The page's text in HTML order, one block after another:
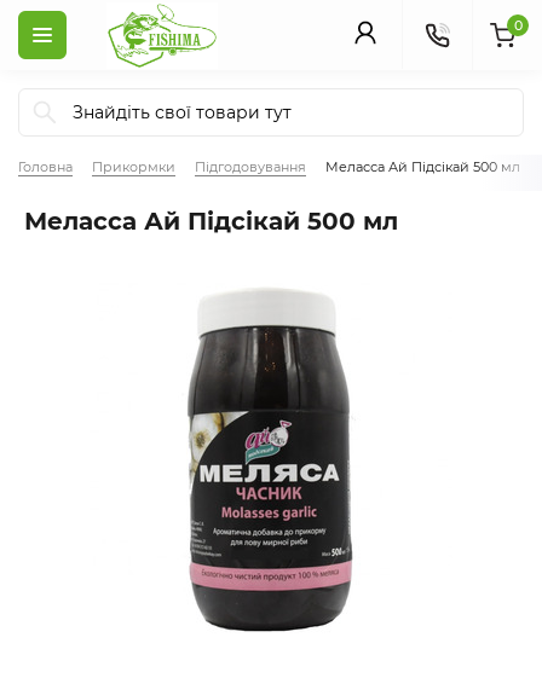
0
Головна Прикормки Підгодовування Меласса Ай Підсікай 500 мл
Меласса Ай Підсікай 500 мл